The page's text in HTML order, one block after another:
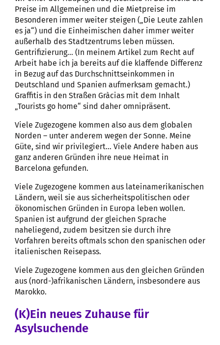
Preise im Allgemeinen und die Mietpreise im
Besonderen immer weiter steigen („Die Leute zahlen
es ja“) und die Einheimischen daher immer weiter
außerhalb des Stadtzentrums leben müssen.
Gentrifizierung… (In meinem Artikel zum Recht auf
Arbeit habe ich ja bereits auf die klaffende Differenz
in Bezug auf das Durchschnittseinkommen in
Deutschland und Spanien aufmerksam gemacht.)
Graffitis in den Straßen Gràcias mit dem Inhalt
„Tourists go home“ sind daher omnipräsent.
Viele Zugezogene kommen also aus dem globalen
Norden – unter anderem wegen der Sonne. Meine
Güte, sind wir privilegiert… Viele Andere haben aus
ganz anderen Gründen ihre neue Heimat in
Barcelona gefunden.
Viele Zugezogene kommen aus lateinamerikanischen
Ländern, weil sie aus sicherheitspolitischen oder
ökonomischen Gründen in Europa leben wollen.
Spanien ist aufgrund der gleichen Sprache
naheliegend, zudem besitzen sie durch ihre
Vorfahren bereits oftmals schon den spanischen oder
italienischen Reisepass.
Viele Zugezogene kommen aus den gleichen Gründen
aus (nord-)afrikanischen Ländern, insbesondere aus
Marokko.
(K)Ein neues Zuhause für
Asylsuchende